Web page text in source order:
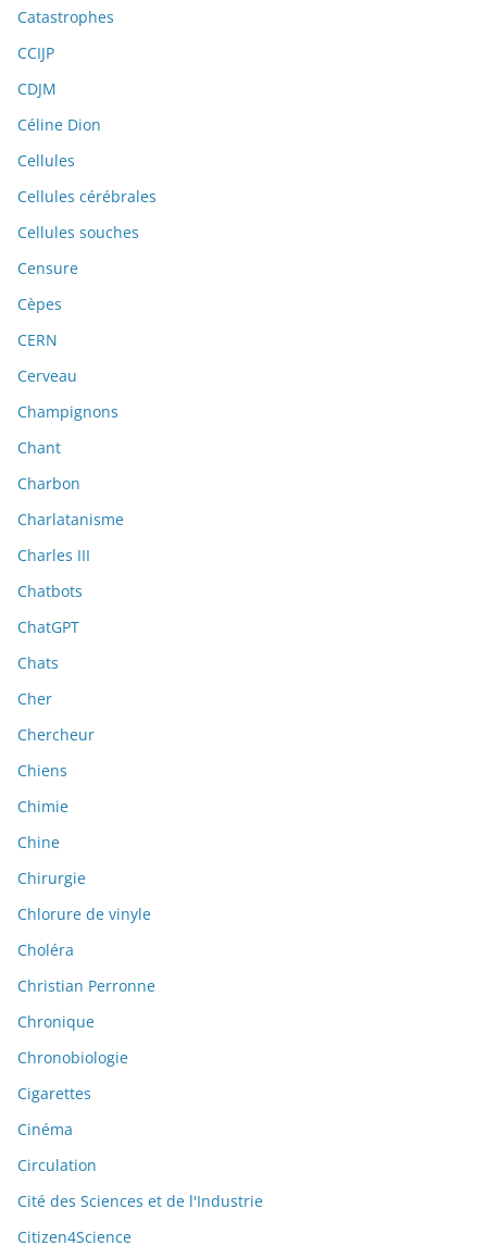
Catastrophes
CCIJP
CDJM
Céline Dion
Cellules
Cellules cérébrales
Cellules souches
Censure
Cèpes
CERN
Cerveau
Champignons
Chant
Charbon
Charlatanisme
Charles III
Chatbots
ChatGPT
Chats
Cher
Chercheur
Chiens
Chimie
Chine
Chirurgie
Chlorure de vinyle
Choléra
Christian Perronne
Chronique
Chronobiologie
Cigarettes
Cinéma
Circulation
Cité des Sciences et de l'Industrie
Citizen4Science